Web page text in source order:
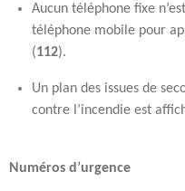
Aucun téléphone fixe
téléphone mobile pour
(112).
Un plan des issues de
contre l’incendie est
Numéros d’urgence